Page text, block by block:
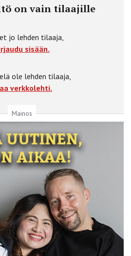
on vain tilaajille
jo lehden tilaaja,
sisään.
ole lehden tilaaja,
verkkolehti.
Mainos